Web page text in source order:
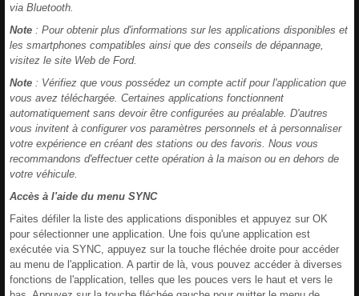
via Bluetooth.
Note : Pour obtenir plus d'informations sur les applications disponibles et
les smartphones compatibles ainsi que des conseils de dépannage,
visitez le site Web de Ford.
Note : Vérifiez que vous possédez un compte actif pour l'application que
vous avez téléchargée. Certaines applications fonctionnent
automatiquement sans devoir être configurées au préalable. D'autres
vous invitent à configurer vos paramètres personnels et à personnaliser
votre expérience en créant des stations ou des favoris. Nous vous
recommandons d'effectuer cette opération à la maison ou en dehors de
votre véhicule.
Accès à l'aide du menu SYNC
Faites défiler la liste des applications disponibles et appuyez sur OK
pour sélectionner une application. Une fois qu'une application est
exécutée via SYNC, appuyez sur la touche fléchée droite pour accéder
au menu de l'application. A partir de là, vous pouvez accéder à diverses
fonctions de l'application, telles que les pouces vers le haut et vers le